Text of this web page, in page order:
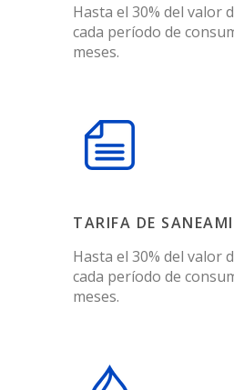
Hasta el 30% del valor
cada período de
meses.
TARIFA DE
Hasta el 30% del valor
cada período de
meses.